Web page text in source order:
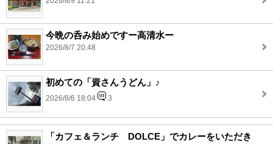
今晩の呑み始めですー高清水ー
2026/8/7 20:48
初めての「資さんうどん」♪
2026/8/6 18:04 3
「カフェ＆ランチ DOLCE」でカレーをいただき